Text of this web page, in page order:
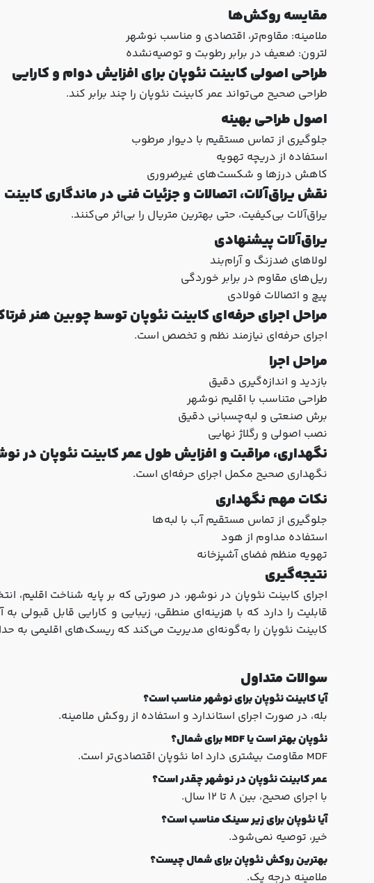
مقایسه روکش‌ها
ملامینه: مقاوم‌تر، اقتصادی و مناسب نوشهر
لترون: ضعیف در برابر رطوبت و توصیه‌نشده
طراحی اصولی کابینت نئوپان برای افزایش دوام و کارایی
طراحی صحیح می‌تواند عمر کابینت نئوپان را چند برابر کند.
اصول طراحی بهینه
جلوگیری از تماس مستقیم با دیوار مرطوب
استفاده از دریچه تهویه
کاهش درزها و شکست‌های غیرضروری
نقش یراق‌آلات، اتصالات و جزئیات فنی در ماندگاری کابینت
یراق‌آلات بی‌کیفیت، حتی بهترین متریال را بی‌اثر می‌کنند.
یراق‌آلات پیشنهادی
لولاهای ضدزنگ و آرام‌بند
ریل‌های مقاوم در برابر خوردگی
پیچ و اتصالات فولادی
مراحل اجرای حرفه‌ای کابینت نئوپان توسط چوبین هنر
اجرای حرفه‌ای نیازمند نظم و تخصص است.
مراحل اجرا
بازدید و اندازه‌گیری دقیق
طراحی متناسب با اقلیم نوشهر
برش صنعتی و لبه‌چسبانی دقیق
نصب اصولی و رگلاژ نهایی
نگهداری، مراقبت و افزایش طول عمر کابینت نئوپان در
نگهداری صحیح مکمل اجرای حرفه‌ای است.
نکات مهم نگهداری
جلوگیری از تماس مستقیم آب با لبه‌ها
استفاده مداوم از هود
تهویه منظم فضای آشپزخانه
نتیجه‌گیری
اجرای کابینت نئوپان در نوشهر، در صورتی که بر پایه شناخت اقلیم،
قابلیت را دارد که با هزینه‌ای منطقی، زیبایی و کارایی قابل قبولی
کابینت نئوپان را به‌گونه‌ای مدیریت می‌کند که ریسک‌های اقلیمی به
سوالات متداول
آیا کابینت نئوپان برای نوشهر مناسب است؟
بله، در صورت اجرای استاندارد و استفاده از روکش ملامینه.
نئوپان بهتر است یاMDF
برای شمال؟
MDF مقاومت بیشتری دارد اما نئوپان اقتصادی‌تر است.
عمر کابینت نئوپان در نوشهر چقدر است؟
با اجرای صحیح، بین 8 تا 12 سال.
آیا نئوپان برای زیر سینک مناسب است؟
خیر، توصیه نمی‌شود.
بهترین روکش نئوپان برای شمال چیست؟
ملامینه درجه یک.